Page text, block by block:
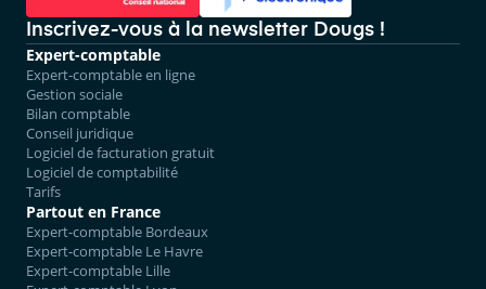
Inscrivez-vous à la newsletter Dougs !
Expert-comptable
Expert-comptable en ligne
Gestion sociale
Bilan comptable
Conseil juridique
Logiciel de facturation gratuit
Logiciel de comptabilité
Tarifs
Partout en France
Expert-comptable Bordeaux
Expert-comptable Le Havre
Expert-comptable Lille